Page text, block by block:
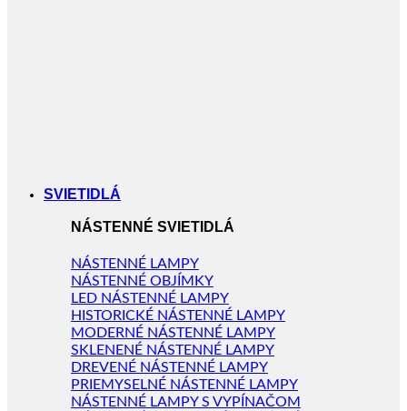
SVIETIDLÁ
NÁSTENNÉ SVIETIDLÁ
NÁSTENNÉ LAMPY
NÁSTENNÉ OBJÍMKY
LED NÁSTENNÉ LAMPY
HISTORICKÉ NÁSTENNÉ LAMPY
MODERNÉ NÁSTENNÉ LAMPY
SKLENENÉ NÁSTENNÉ LAMPY
DREVENÉ NÁSTENNÉ LAMPY
PRIEMYSELNÉ NÁSTENNÉ LAMPY
NÁSTENNÉ LAMPY S VYPÍNAČOM